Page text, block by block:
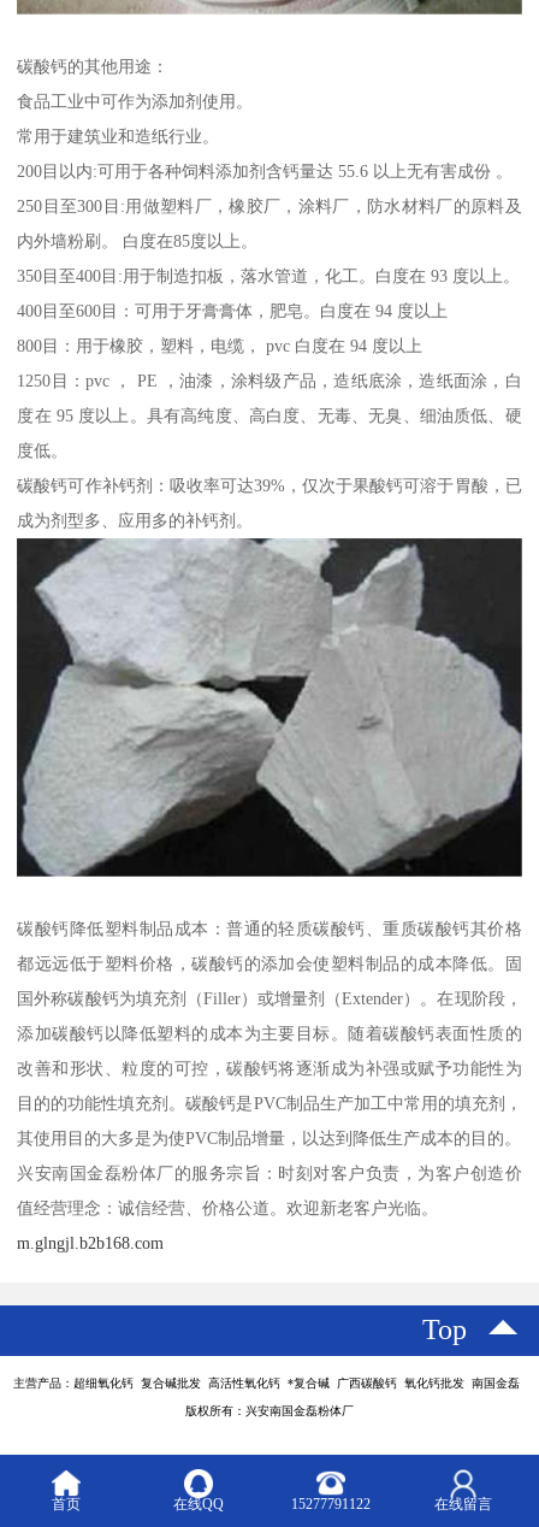
碳酸钙的其他用途：
食品工业中可作为添加剂使用。
常用于建筑业和造纸行业。
200目以内:可用于各种饲料添加剂含钙量达 55.6 以上无有害成份 。
250目至300目:用做塑料厂，橡胶厂，涂料厂，防水材料厂的原料及
内外墙粉刷。 白度在85度以上。
350目至400目:用于制造扣板，落水管道，化工。白度在 93 度以上。
400目至600目：可用于牙膏膏体，肥皂。白度在 94 度以上
800目：用于橡胶，塑料，电缆， pvc 白度在 94 度以上
1250目：pvc ， PE ，油漆，涂料级产品，造纸底涂，造纸面涂，白
度在 95 度以上。具有高纯度、高白度、无毒、无臭、细油质低、硬
度低。
碳酸钙可作补钙剂：吸收率可达39%，仅次于果酸钙可溶于胃酸，已
成为剂型多、应用多的补钙剂。
碳酸钙降低塑料制品成本：普通的轻质碳酸钙、重质碳酸钙其价格
都远远低于塑料价格，碳酸钙的添加会使塑料制品的成本降低。固
国外称碳酸钙为填充剂（Filler）或增量剂（Extender）。在现阶段，
添加碳酸钙以降低塑料的成本为主要目标。随着碳酸钙表面性质的
改善和形状、粒度的可控，碳酸钙将逐渐成为补强或赋予功能性为
目的的功能性填充剂。碳酸钙是PVC制品生产加工中常用的填充剂，
其使用目的大多是为使PVC制品增量，以达到降低生产成本的目的。
兴安南国金磊粉体厂的服务宗旨：时刻对客户负责，为客户创造价
值经营理念：诚信经营、价格公道。欢迎新老客户光临。
m.glngjl.b2b168.com
Top
主营产品：超细氧化钙 复合碱批发 高活性氧化钙 *复合碱 广西碳酸钙 氧化钙批发 南国金磊
版权所有：兴安南国金磊粉体厂
首页 在线QQ 15277791122 在线留言